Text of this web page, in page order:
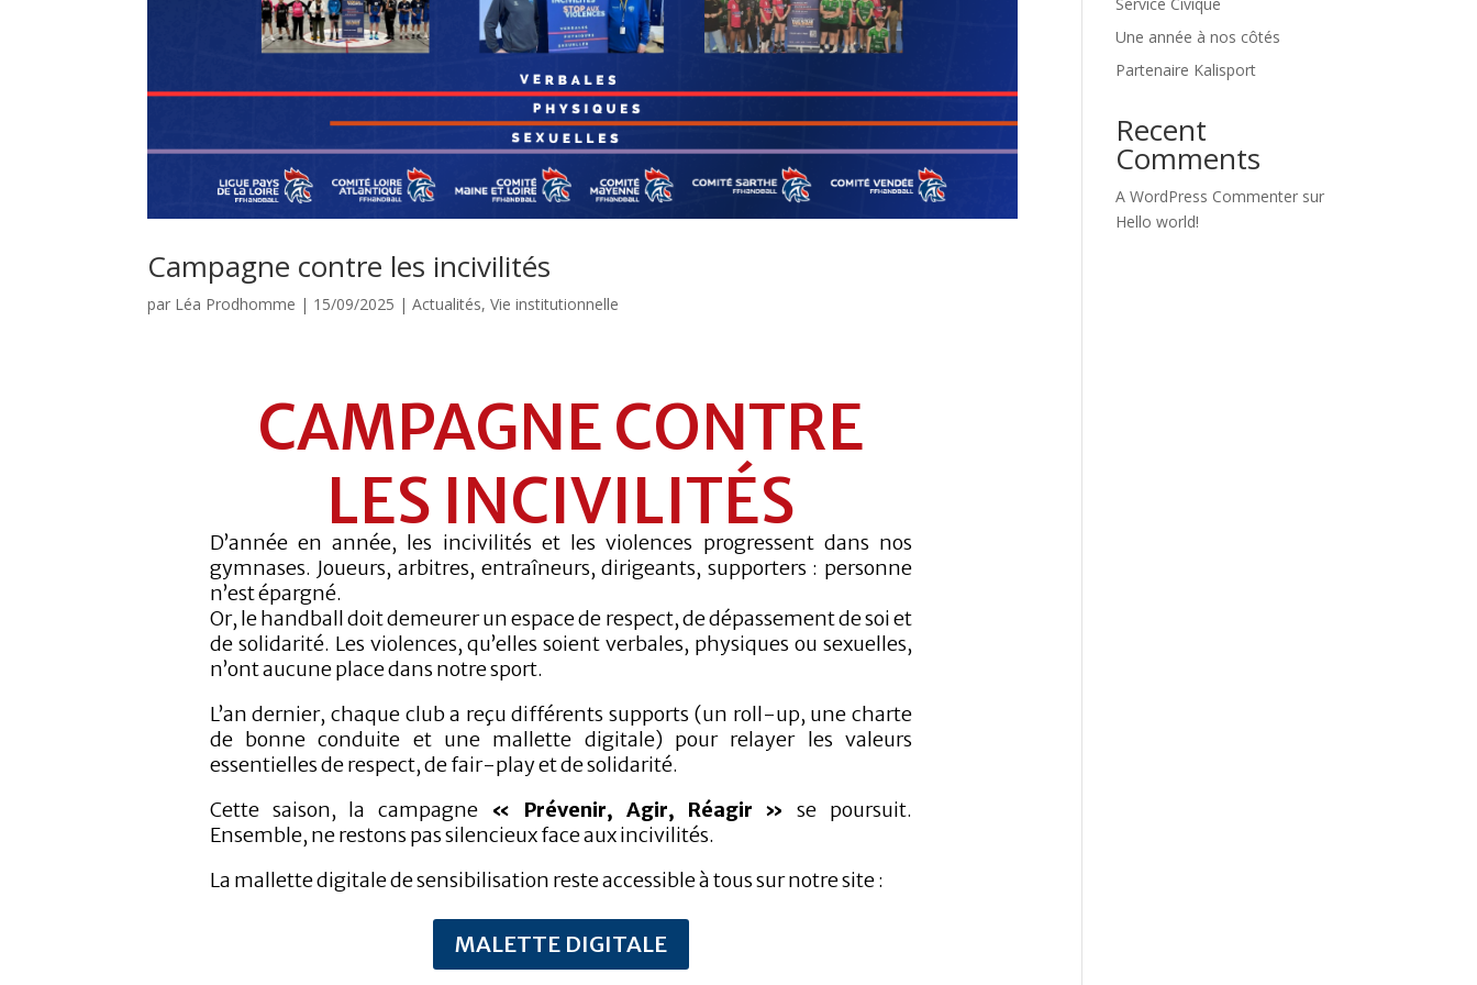
Campagne contre les incivilités
par Léa Prodhomme | 15/09/2025 |Actualités,Vie institutionnelle
CAMPAGNE CONTRE
LES INCIVILITÉS
D’année en année, les incivilités et les violences progressent dans nos
gymnases. Joueurs, arbitres, entraîneurs, dirigeants, supporters : personne
n’est épargné.
Or, le handball doit demeurer un espace de respect, de dépassement de soi et
de solidarité. Les violences, qu’elles soient verbales, physiques ou sexuelles,
n’ont aucune place dans notre sport.
L’an dernier, chaque club a reçu différents supports (un roll-up, une charte
de bonne conduite et une mallette digitale) pour relayer les valeurs
essentielles de respect, de fair-play et de solidarité.
Cette saison, la campagne « Prévenir, Agir, Réagir »
se poursuit.
Ensemble, ne restons pas silencieux face aux incivilités.
La mallette digitale de sensibilisation reste accessible à tous sur notre site :
MALETTE DIGITALE
Une année à nos côtés
Partenaire Kalisport
Recent
Comments
A WordPress Commenter sur
Hello world!